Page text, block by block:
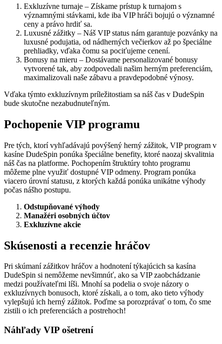
Exkluzívne turnaje – Získame prístup k turnajom s
významnými stávkami, kde iba VIP hráči bojujú o významné
ceny a právo hrdiť sa.
Luxusné zážitky – Náš VIP status nám garantuje pozvánky na
luxusné podujatia, od nádherných večierkov až po špeciálne
prehliadky, vďaka čomu sa pociťujeme cenení.
Bonusy na mieru – Dostávame personalizované bonusy
vytvorené tak, aby zodpovedali našim herným preferenciám,
maximalizovali naše zábavu a pravdepodobné výnosy.
Vďaka týmto exkluzívnym príležitostiam sa náš čas v DudeSpin
bude skutočne nezabudnuteľným.
Pochopenie VIP programu
Pre tých, ktorí vyhľadávajú povýšený herný zážitok, VIP program v
kasíne DudeSpin ponúka špeciálne benefity, ktoré naozaj skvalitnia
náš čas na platforme. Pochopením štruktúry tohto programu
môžeme plne využiť dostupné VIP odmeny. Program ponúka
viacero úrovní statusu, z ktorých každá ponúka unikátne výhody
počas nášho postupu.
Odstupňované výhody
Manažéri osobných účtov
Exkluzívne akcie
Skúsenosti a recenzie hráčov
Pri skúmaní zážitkov hráčov a hodnotení týkajúcich sa kasína
DudeSpin si nemôžeme nevšimnúť, ako sa VIP zaobchádzanie
medzi používateľmi líši. Mnohí sa podelia o svoje názory o
exkluzívnych bonusoch, ktoré získali, a o tom, ako tieto výhody
vylepšujú ich herný zážitok. Poďme sa porozprávať o tom, čo sme
zistili o ich preferenciách a postrehoch!
Náhľady VIP ošetrení